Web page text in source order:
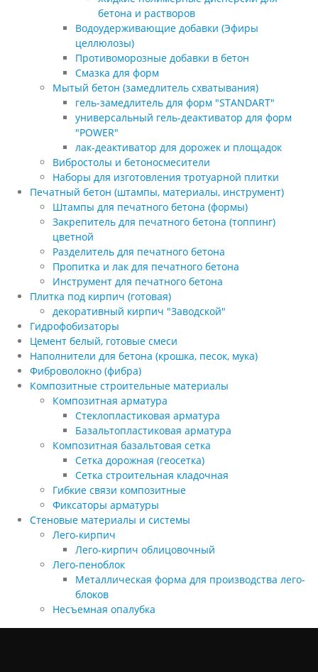
бетона и растворов
Водоудерживающие добавки (Эфиры
целлюлозы)
Противоморозные добавки в бетон
Смазка для форм
Мытый бетон (замедлитель схватывания)
гель-замедлитель для форм "STANDART"
универсальный гель-деактиватор для форм
"POWER"
лак-деактиватор для дорожек и площадок
Вибростолы и бетоносмесители
Наборы для изготовления тротуарной плитки
Печатный бетон (штампы, материалы, инструмент)
Штампы для печатного бетона (формы)
Закрепитель для печатного бетона (топпинг)
цветной
Разделитель для печатного бетона
Пропитка и лак для печатного бетона
Инструмент для печатного бетона
Плитка под кирпич (готовая)
декоративный кирпич "Заводской"
Гидрофобизаторы
Цемент белый, готовые смеси
Наполнители для бетона (крошка, песок, мука)
Фиброволокно (фибра)
Композитные строительные материалы
Композитная арматура
Стеклопластиковая арматура
Базальтопластиковая арматура
Композитная базальтовая сетка
Сетка дорожная (геосетка)
Сетка строительная кладочная
Гибкие связи композитные
Фиксаторы арматуры
Стеновые материалы и системы
Лего-кирпич
Лего-кирпич облицовочный
Лего-пеноблок
Металлическая форма для производства лего-
блоков
Несъемная опалубка